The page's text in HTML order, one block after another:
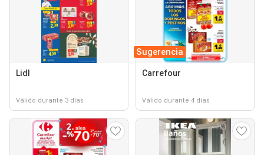
Lidl
Válido durante 3 días
Sugerencia
Carrefour
Válido durante 4 días